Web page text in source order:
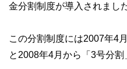
金分割制度が導入されまし
この分割制度には2007年4
と2008年4月から「3号分割